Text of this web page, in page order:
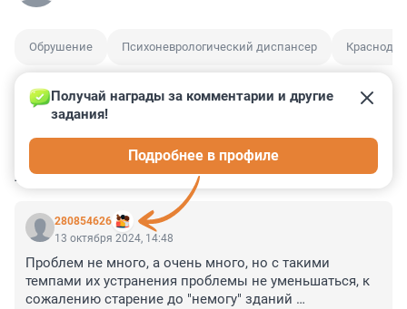
Обрушение Психоневрологический диспансер
КОММЕНТАРИИ 22
280854626
Получай награды за комментарии и другие
задания!
Подробнее в профиле
13 октября 2024, 14:48
Проблем не много, а очень много, но с такими
темпами их устранения проблемы не уменьшаться, к
сожалению старение до "немогу" зданий